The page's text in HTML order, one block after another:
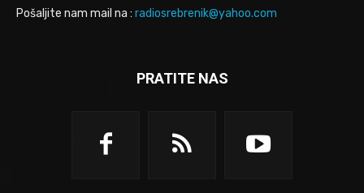
Pošaljite nam mail na : radiosrebrenik@yahoo.com
PRATITE NAS